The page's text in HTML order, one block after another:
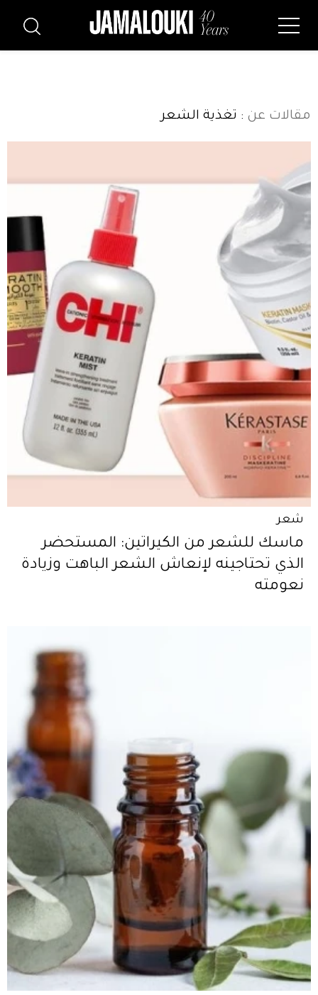
مقالات عن : تغذية الشعر
شعر
ماسك للشعر من الكيراتين: المستحضر
الذي تحتاجينه لإنعاش الشعر الباهت وزيادة
نعومته